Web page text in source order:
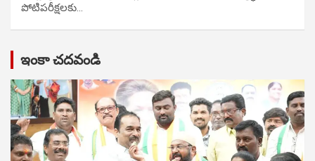
పోటిప‌రీక్ష‌ల‌కు…
ఇంకా చదవండి